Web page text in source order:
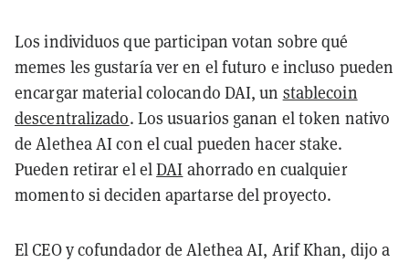
Los individuos que participan votan sobre qué
memes les gustaría ver en el futuro e incluso pueden
encargar material colocando DAI, un stablecoin
descentralizado. Los usuarios ganan el token nativo
de Alethea AI con el cual pueden hacer stake.
Pueden retirar el elDAI ahorrado en cualquier
momento si deciden apartarse del proyecto.
El CEO y cofundador de Alethea AI, Arif Khan, dijo a